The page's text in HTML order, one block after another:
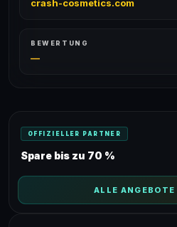
crash-cosmetics.com
BEWERTUNG
—
OFFIZIELLER PARTNER
Spare bis zu 70 %
ALLE ANGEBOTE